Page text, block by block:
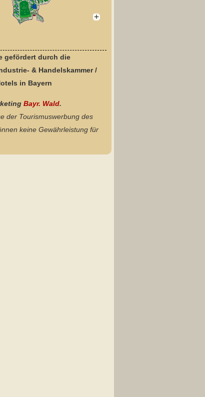
gefördert durch die
& Handelskammer /
in Bayern
Bayr. Wald.
der Tourismuswerbung des
keine Gewährleistung für